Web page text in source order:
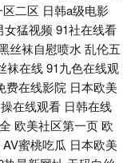
二区 日韩a级电影
女猛视频 91社在线看
丝袜自慰喷水 乱伦五
袜在线91九色在线观
费在线影院 日本欧美
在线观看 日韩在线
欧美社区第一页 欧
AV蜜桃吃瓜 日本欧美